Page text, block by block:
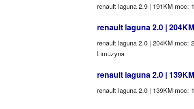
renault laguna 2.9 | 191KM moc:
renault laguna 2.0 | 204KM
renault laguna 2.0 | 204KM moc:
Limuzyna
renault laguna 2.0 | 139KM
renault laguna 2.0 | 139KM moc: